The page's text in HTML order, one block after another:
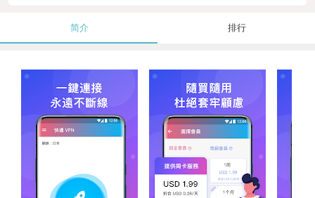
简介 排行